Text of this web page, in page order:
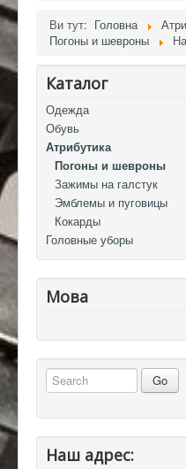
Ви тут: Головна
Погоны и шевроны
Каталог
Одежда
Обувь
Атрибутика
Погоны и шевроны
Зажимы на галстук
Эмблемы и пуговицы
Кокарды
Головные уборы
Мова
Наш адрес: